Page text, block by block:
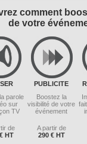
comment
de votre
parole
sur
TV
PUBLICITE
Boostez la
visibilité de votre
événement
de
HT
A partir de
290 € HT